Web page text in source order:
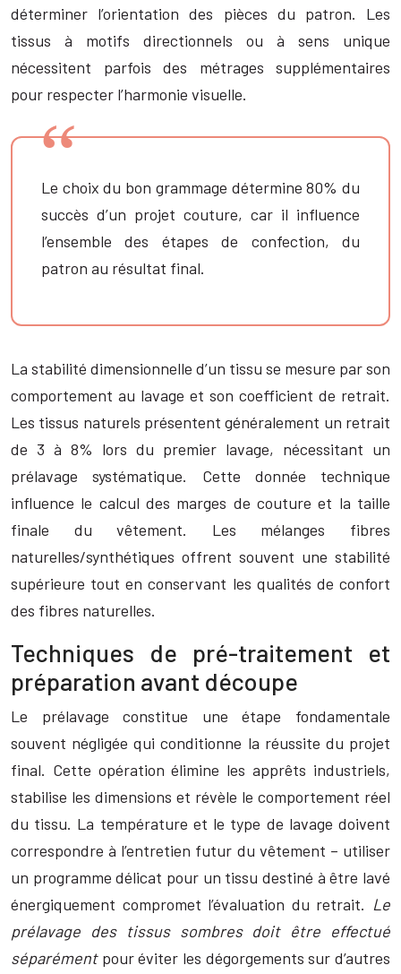
déterminer l’orientation des pièces du patron. Les
tissus à motifs directionnels ou à sens unique
nécessitent parfois des métrages supplémentaires
pour respecter l’harmonie visuelle.
Le choix du bon grammage détermine 80% du
succès d’un projet couture, car il influence
l’ensemble des étapes de confection, du
patron au résultat final.
La stabilité dimensionnelle d’un tissu se mesure par son
comportement au lavage et son coefficient de retrait.
Les tissus naturels présentent généralement un retrait
de 3 à 8% lors du premier lavage, nécessitant un
prélavage systématique. Cette donnée technique
influence le calcul des marges de couture et la taille
finale du vêtement. Les mélanges fibres
naturelles/synthétiques offrent souvent une stabilité
supérieure tout en conservant les qualités de confort
des fibres naturelles.
Techniques de pré-traitement et
préparation avant découpe
Le prélavage constitue une étape fondamentale
souvent négligée qui conditionne la réussite du projet
final. Cette opération élimine les apprêts industriels,
stabilise les dimensions et révèle le comportement réel
du tissu. La température et le type de lavage doivent
correspondre à l’entretien futur du vêtement – utiliser
un programme délicat pour un tissu destiné à être lavé
énergiquement compromet l’évaluation du retrait. Le
prélavage des tissus sombres doit être effectué
séparément pour éviter les dégorgements sur d’autres